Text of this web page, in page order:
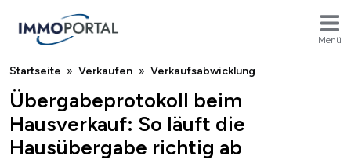
Menü
Breadcrumb
Startseite Verkaufen Verkaufsabwicklung
Übergabeprotokoll beim
Hausverkauf: So läuft die
Hausübergabe richtig ab